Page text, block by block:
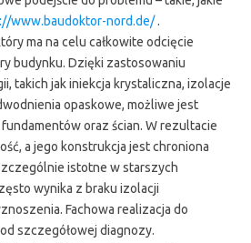
www.baudoktor-nord.de/.
ma na celu całkowite odcięcie
budynku. Dzięki zastosowaniu
takich jak iniekcja krystaliczna, izolacje
opaskowe, możliwe jest
oraz ścian. W rezultacie
a jego konstrukcja jest chroniona
istotne w starszych
wynika z braku izolacji
Fachowa realizacja do
szczegółowej diagnozy.